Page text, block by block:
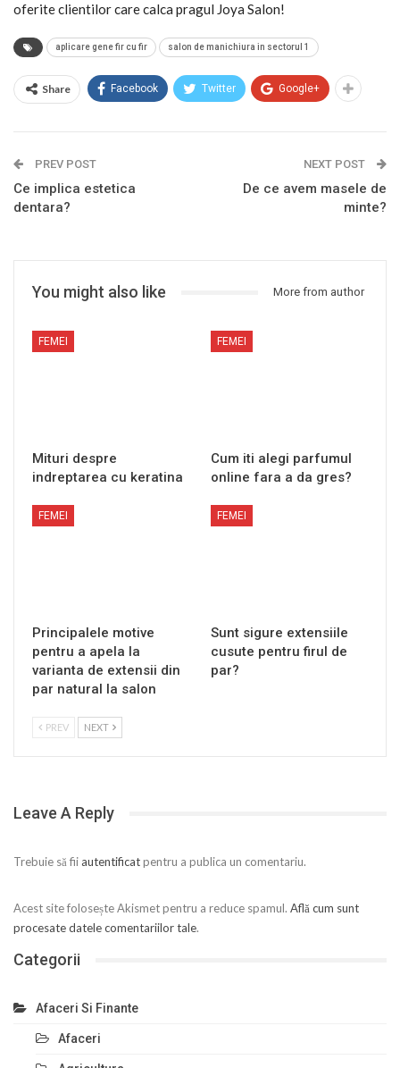
oferite clientilor care calca pragul Joya Salon!
aplicare gene fir cu fir salon de manichiura in sectorul 1
Share Facebook Twitter Google+
PREV POST
Ce implica estetica
dentara?
NEXT POST
De ce avem masele de
minte?
You might also like More from author
FEMEI
Mituri despre
indreptarea cu keratina
FEMEI
Cum iti alegi parfumul
online fara a da gres?
FEMEI
Principalele motive
pentru a apela la
varianta de extensii din
par natural la salon
FEMEI
Sunt sigure extensiile
cusute pentru firul de
par?
PREV NEXT
Leave A Reply
Trebuie să fii autentificatpentru a publica un comentariu.
Acest site folosește Akismet pentru a reduce spamul. Află cum sunt
procesate datele comentariilor tale.
Categorii
Afaceri Si Finante
Afaceri